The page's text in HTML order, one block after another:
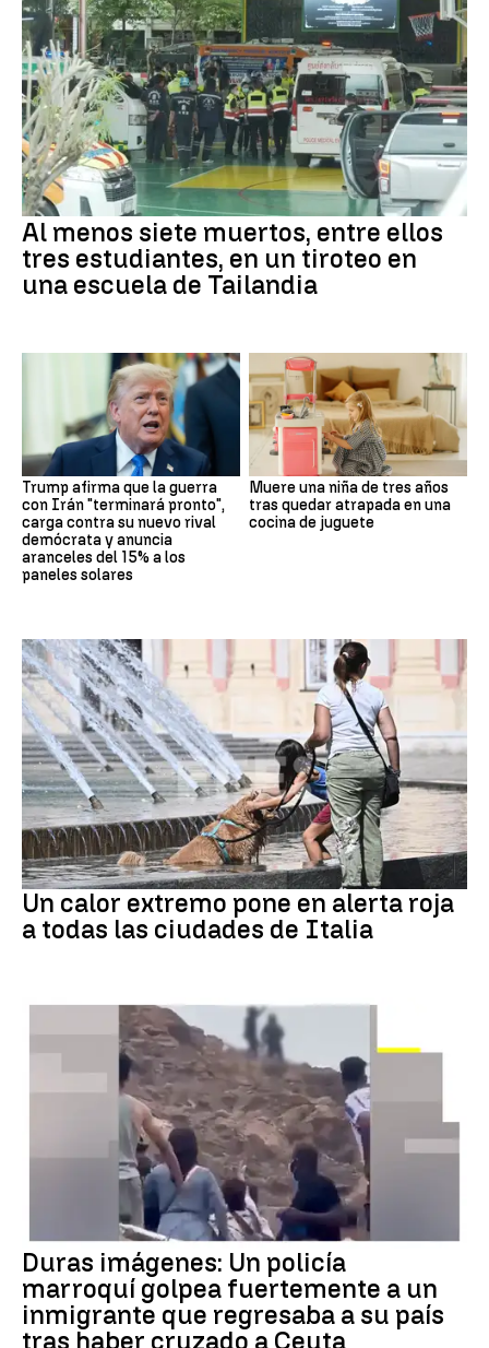
Al menos siete muertos, entre ellos
tres estudiantes, en un tiroteo en
una escuela de Tailandia
Trump afirma que la guerra
con Irán "terminará pronto",
carga contra su nuevo rival
demócrata y anuncia
aranceles del 15% a los
paneles solares
Muere una niña de tres años
tras quedar atrapada en una
cocina de juguete
Calor extremo
Un calor extremo pone en alerta roja
a todas las ciudades de Italia
Crisis Migratoria
Duras imágenes: Un policía
marroquí golpea fuertemente a un
inmigrante que regresaba a su país
tras haber cruzado a Ceuta